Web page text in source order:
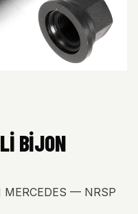
BİJON
MERCEDES — NRSP